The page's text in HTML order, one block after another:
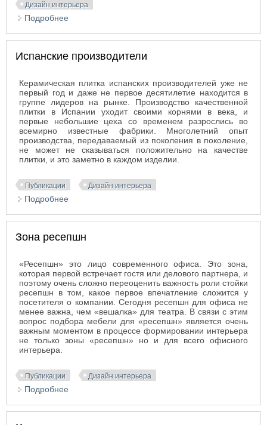
Дизайн интерьера
Подробнее
Испанские производители
Керамическая плитка испанских производителей уже не
первый год и даже не первое десятилетие находится в
группе лидеров на рынке. Производство качественной
плитки в Испании уходит своими корнями в века, и
первые небольшие цеха со временем разрослись во
всемирно известные фабрики. Многолетний опыт
производства, передаваемый из поколения в поколение,
не может не сказываться положительно на качестве
плитки, и это заметно в каждом изделии.
Публикации Дизайн интерьера
Подробнее
Зона ресепшн
«Ресепшн» это лицо современного офиса. Это зона,
которая первой встречает гостя или делового партнера, и
поэтому очень сложно переоценить важность роли стойки
ресепшн в том, какое первое впечатление сложится у
посетителя о компании. Сегодня ресепшн для офиса не
менее важна, чем «вешалка» для театра. В связи с этим
вопрос подбора мебели для «ресепшн» является очень
важным моментом в процессе формировании интерьера
не только зоны «ресепшн» но и для всего офисного
интерьера.
Публикации Дизайн интерьера
Подробнее